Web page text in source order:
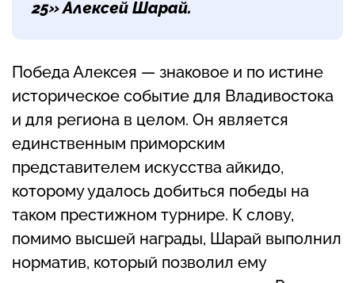
25» Алексей Шарай.
Победа Алексея — знаковое и по истине
историческое событие для Владивостока
и для региона в целом. Он является
единственным приморским
представителем искусства айкидо,
которому удалось добиться победы на
таком престижном турнире. К слову,
помимо высшей награды, Шарай выполнил
норматив, который позволил ему